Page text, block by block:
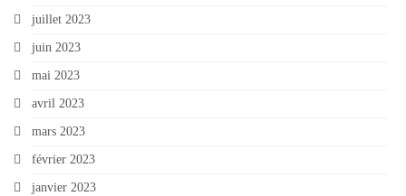
juillet 2023
juin 2023
mai 2023
avril 2023
mars 2023
février 2023
janvier 2023